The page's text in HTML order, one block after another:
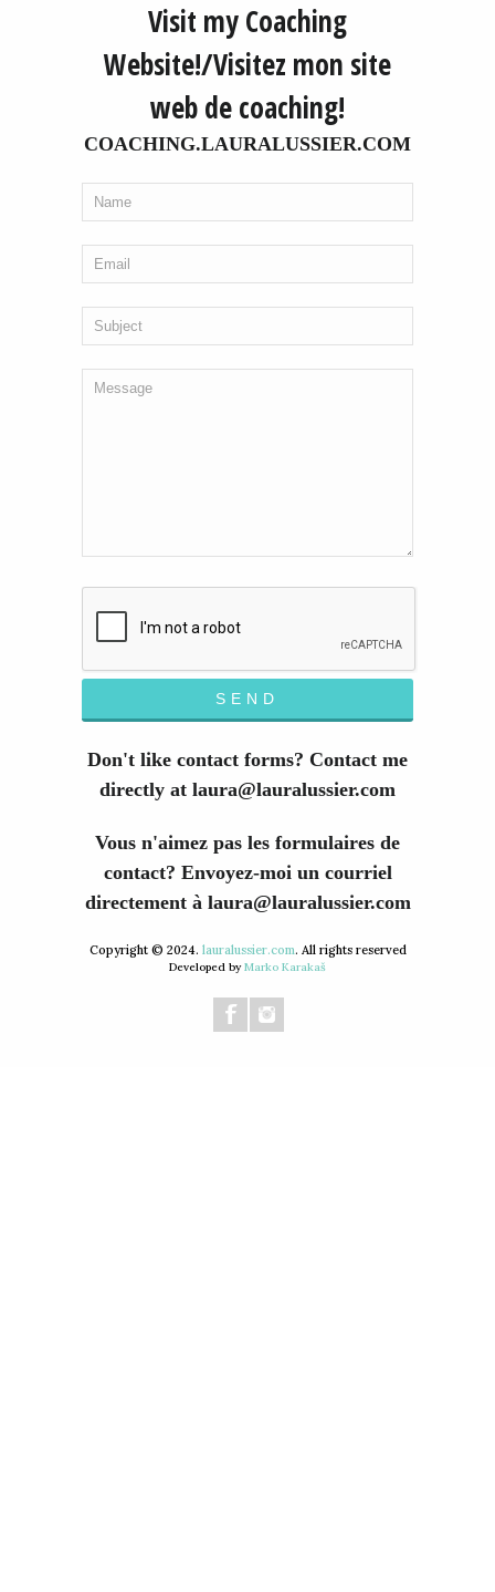
Visit my Coaching
Website!/Visitez mon site
web de coaching!
COACHING.LAURALUSSIER.COM
Don't like contact forms? Contact me
directly at laura@lauralussier.com
Vous n'aimez pas les formulaires de
contact? Envoyez-moi un courriel
directement à laura@lauralussier.com
Copyright © 2024. lauralussier.com. All rights reserved
Developed byMarko Karakaš